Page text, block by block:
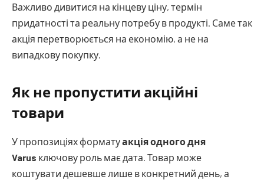
Важливо дивитися на кінцеву ціну, термін
придатності та реальну потребу в продукті. Саме так
акція перетворюється на економію, а не на
випадкову покупку.
Як не пропустити акційні
товари
У пропозиціях форматуакція одного дня
Varus ключову роль має дата. Товар може
коштувати дешевше лише в конкретний день, а